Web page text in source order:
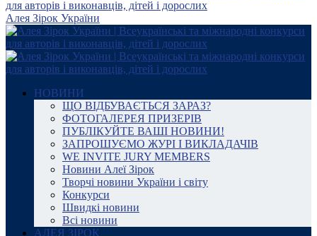
Алея Зірок України
НОВИНИ
ЩО ВІДБУВАЄТЬСЯ ЗАРАЗ?
ФОТОГАЛЕРЕЯ ПРИЗЕРІВ
ПУБЛІКУЙТЕ ВАШІ НОВИНИ!
ЗАПРОШУЄМО ЖУРІ І ВИКЛАДАЧІВ
WE INVITE JURY MEMBERS
Новини Алеї Зірок
Творчі новини України і світу
Конкурси
Швидкі новини
Всі новини
АЛЕЯ ЗІРОК